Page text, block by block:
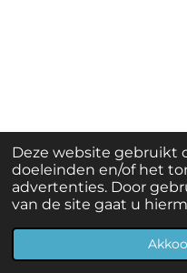
Deze website gebruikt
doeleinden en/of het
advertenties. Door
van de site gaat u
JouwWeb